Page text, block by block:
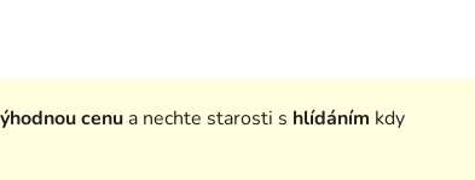
cenu a nechte starosti s hlídáním kdy